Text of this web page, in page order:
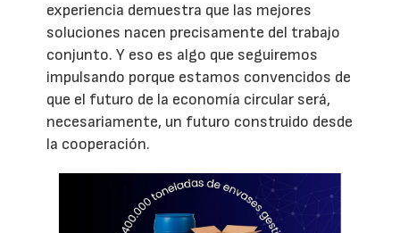
experiencia demuestra que las mejores
soluciones nacen precisamente del trabajo
conjunto. Y eso es algo que seguiremos
impulsando porque estamos convencidos de
que el futuro de la economía circular será,
necesariamente, un futuro construido desde
la cooperación.